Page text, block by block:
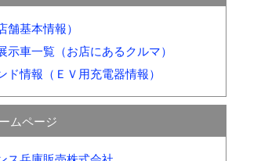
舗基本情報）
示車一覧（お店にあるクルマ）
ド情報（ＥＶ用充電器情報）
ムページ